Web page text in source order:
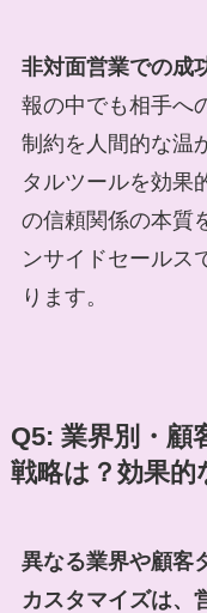
非対面営業での成
報の中でも相手へ
制約を人間的な温
タルツールを効果
の信頼関係の本質
ンサイドセールス
ります。
Q5: 業界別・顧
戦略は？効果
異なる業界や顧客
カスタマイズは、